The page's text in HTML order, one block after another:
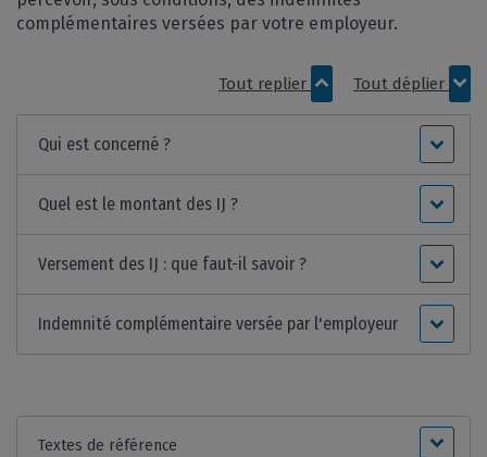
complémentaires versées par votre employeur.
Tout replier Tout déplier
Qui est concerné ?
Quel est le montant des IJ ?
Versement des IJ : que faut-il savoir ?
Indemnité complémentaire versée par l'employeur
Textes de référence